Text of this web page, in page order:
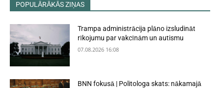
POPULĀRĀKĀS ZIŅAS
Trampa administrācija plāno izsludināt
rīkojumu par vakcīnām un autismu
07.08.2026 16:08
BNN fokusā | Politologa skats: nākamajā